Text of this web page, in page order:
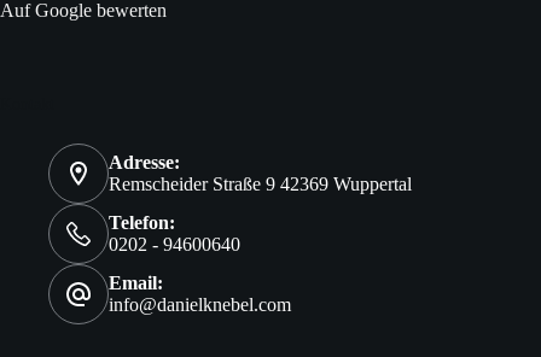
Auf Google bewerten
Adresse:
Remscheider Straße 9 42369 Wuppertal
Telefon:
0202 - 94600640
Email:
info@danielknebel.com